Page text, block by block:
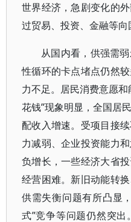
世界经济，急剧变化的
过贸易、投资、金融等向
从国内看，供强需
性循环的卡点堵点仍然
力不足。居民消费意愿
花钱”现象明显，全国居
配收入增速。受项目接
力减弱、企业投资能力
负增长，一些经济大省
经营困难。新旧动能转
供需失衡问题有所凸显
式”竞争等问题仍然突